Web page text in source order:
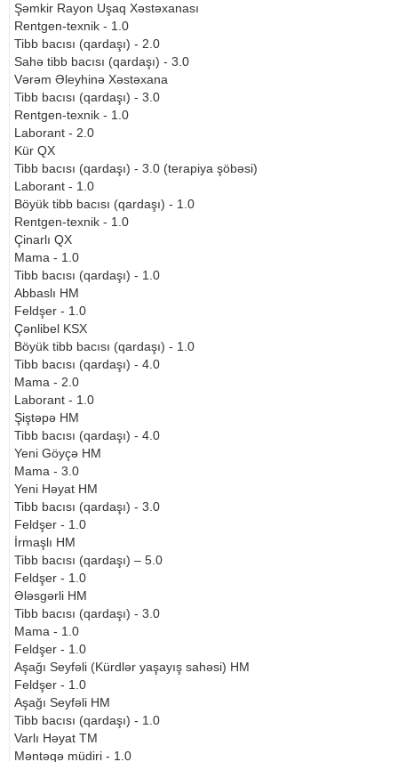
Şəmkir Rayon Uşaq Xəstəxanası
Rentgen-texnik - 1.0
Tibb bacısı (qardaşı) - 2.0
Sahə tibb bacısı (qardaşı) - 3.0
Vərəm Əleyhinə Xəstəxana
Tibb bacısı (qardaşı) - 3.0
Rentgen-texnik - 1.0
Laborant - 2.0
Kür QX
Tibb bacısı (qardaşı) - 3.0 (terapiya şöbəsi)
Laborant - 1.0
Böyük tibb bacısı (qardaşı) - 1.0
Rentgen-texnik - 1.0
Çinarlı QX
Mama - 1.0
Tibb bacısı (qardaşı) - 1.0
Abbaslı HM
Feldşer - 1.0
Çənlibel KSX
Böyük tibb bacısı (qardaşı) - 1.0
Tibb bacısı (qardaşı) - 4.0
Mama - 2.0
Laborant - 1.0
Şiştəpə HM
Tibb bacısı (qardaşı) - 4.0
Yeni Göyçə HM
Mama - 3.0
Yeni Həyat HM
Tibb bacısı (qardaşı) - 3.0
Feldşer - 1.0
İrmaşlı HM
Tibb bacısı (qardaşı) – 5.0
Feldşer - 1.0
Ələsgərli HM
Tibb bacısı (qardaşı) - 3.0
Mama - 1.0
Feldşer - 1.0
Aşağı Seyfəli (Kürdlər yaşayış sahəsi) HM
Feldşer - 1.0
Aşağı Seyfəli HM
Tibb bacısı (qardaşı) - 1.0
Varlı Həyat TM
Məntəqə müdiri - 1.0